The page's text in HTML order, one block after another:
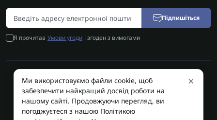
Підпишіться
Я прочитав Умови угоди і згоден з вимогами
AUTOSHIFT | Запчастини АКПП | Ремонт АКПП © 2026
AUTOSHIFT
×
Ми використовуємо файли cookie, щоб
забезпечити найкращий досвід роботи на
нашому сайті. Продовжуючи перегляд, ви
погоджуєтеся з нашою Політикою